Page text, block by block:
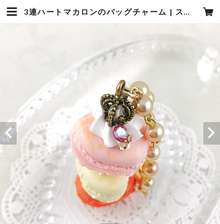
3連ハートマカロンのバッグチャーム | スイーツ♪メロディ